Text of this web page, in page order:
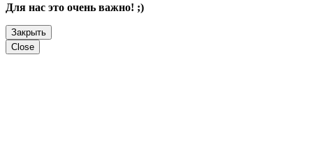
Для нас это очень важно! ;)
Закрыть
Close